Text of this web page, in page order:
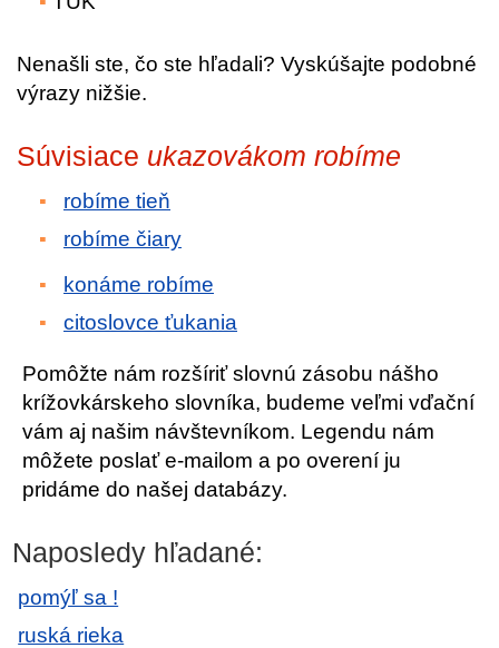
Nenašli ste, čo ste hľadali? Vyskúšajte podobné
výrazy nižšie.
Súvisiace ukazovákom robíme
robíme tieň
robíme čiary
konáme robíme
citoslovce ťukania
Pomôžte nám rozšíriť slovnú zásobu nášho
krížovkárskeho slovníka, budeme veľmi vďační
vám aj našim návštevníkom. Legendu nám
môžete poslať e-mailom a po overení ju
pridáme do našej databázy.
Naposledy hľadané:
pomýľ sa !
ruská rieka